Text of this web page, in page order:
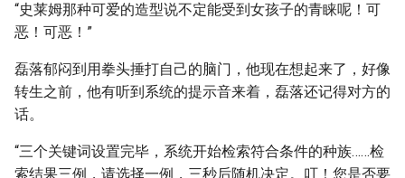
“史莱姆那种可爱的造型说不定能受到女孩子的青睐呢！可
恶！可恶！”
磊落郁闷到用拳头捶打自己的脑门，他现在想起来了，好像
转生之前，他有听到系统的提示音来着，磊落还记得对方的
话。
“三个关键词设置完毕，系统开始检索符合条件的种族……检
索结果三例，请选择一例，三秒后随机决定。叮！您是否要